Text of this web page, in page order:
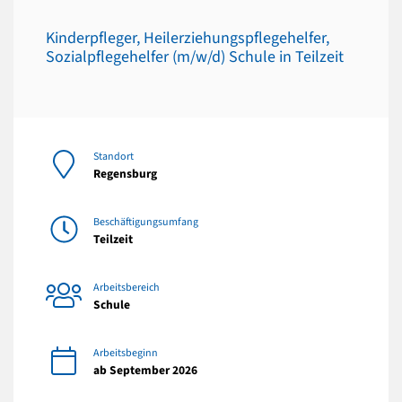
Kinderpfleger, Heilerziehungspflegehelfer,
Sozialpflegehelfer (m/w/d) Schule in Teilzeit
Standort
Regensburg
Beschäftigungsumfang
Teilzeit
Arbeitsbereich
Schule
Arbeitsbeginn
ab September 2026